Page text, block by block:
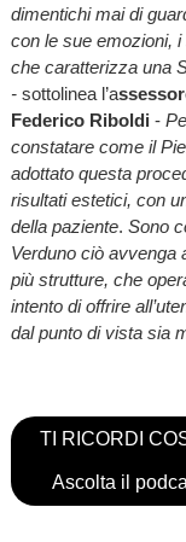
dimentichi mai di
con le sue emozioni,
che caratterizza una
- sottolinea l’a
Federico Riboldi -
constatare come il
adottato questa
risultati estetici, con
della paziente. Sono
Verduno ciò avvenga
più strutture, che
intento di offrire
dal punto di vista sia
TI RICORDI
Ascolta il